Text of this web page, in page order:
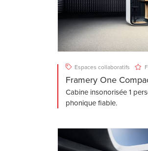
Espaces collaboratifs
Framery One
Cabine insonorisée 1
phonique fiable.